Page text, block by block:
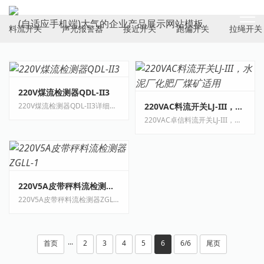
ELECTRICAL SWITCH
料流开关 声光报警器 接近开关 跑偏开关 拉绳开关
220V煤流检测器QDL-II3
220V煤流检测器QDL-II3详细介绍卓信220V煤流检测器QDL-II3一、简介：用于带式输送机yo··· 220VAC料流开关LJ-III，水泥厂化肥厂煤矿适用
220VAC卓信料流开关LJ-III，水泥厂/化肥厂/煤矿适用详细介绍供应220VAC卓信料流开关LJ···
220V5A皮带秤料流检测器ZGLL-1
220V5A皮带秤料流检测器ZGLL-1详细介绍卓信220V5A皮带秤料流检测器ZGLL-1一、简介：用···
首页 ··· 2 3 4 5 6 6/6 尾页